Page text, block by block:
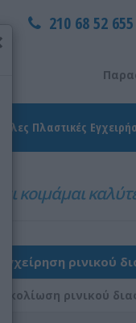
210 68 52 655
Άλλες Πλαστικές
κοιμάμαι
Εγχείρηση ρινικού
Σκολίωση ρινικού